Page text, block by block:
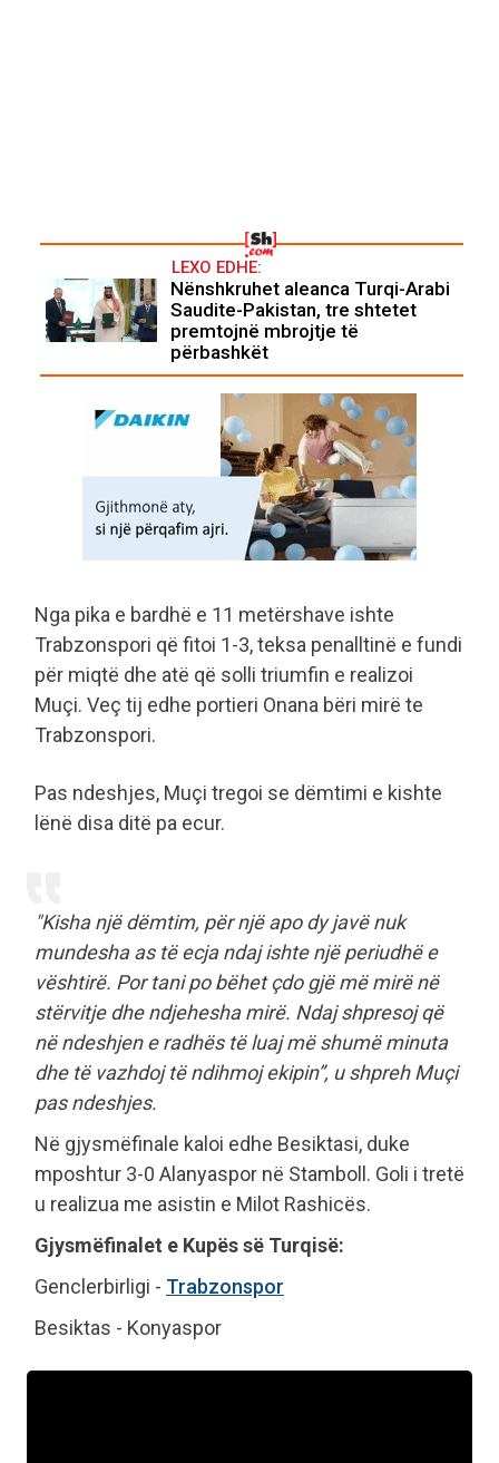
LEXO EDHE:
Nënshkruhet aleanca Turqi-Arabi
Saudite-Pakistan, tre shtetet
premtojnë mbrojtje të
përbashkët
Nga pika e bardhë e 11 metërshave ishte
Trabzonspori që fitoi 1-3, teksa penalltinë e fundi
për miqtë dhe atë që solli triumfin e realizoi
Muçi. Veç tij edhe portieri Onana bëri mirë te
Trabzonspori.
Pas ndeshjes, Muçi tregoi se dëmtimi e kishte
lënë disa ditë pa ecur.
"Kisha një dëmtim, për një apo dy javë nuk
mundesha as të ecja ndaj ishte një periudhë e
vështirë. Por tani po bëhet çdo gjë më mirë në
stërvitje dhe ndjehesha mirë. Ndaj shpresoj që
në ndeshjen e radhës të luaj më shumë minuta
dhe të vazhdoj të ndihmoj ekipin”, u shpreh Muçi
pas ndeshjes.
Në gjysmëfinale kaloi edhe Besiktasi, duke
mposhtur 3-0 Alanyaspor në Stamboll. Goli i tretë
u realizua me asistin e Milot Rashicës.
Gjysmëfinalet e Kupës së Turqisë:
Genclerbirligi - Trabzonspor
Besiktas - Konyaspor